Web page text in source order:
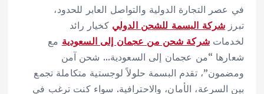
في عصر التجارة الدولية والتواصل العابر للحدود،
تبرز شركة البسمة للشحن الدولي كخيار رائد
لخدماتشركة شحن من عجمان إلى السعودية مع
شعارها “من عجمان إلى السعودية… شحن آمن
ومضمون”، تقدم البسمة حلولاً لوجستية متكاملة تجمع
بين السرعة، الأمان، والاحترافية. سواء كنت ترغب في